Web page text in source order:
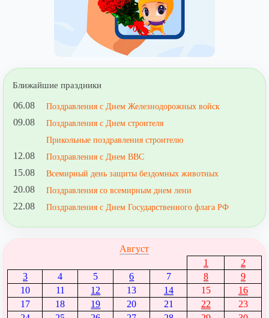
Ближайшие праздники
06.08 Поздравления с Днем Железнодорожных войск
09.08
Поздравления с Днем строителя
Прикольные поздравления строителю
12.08 Поздравления с Днем ВВС
15.08 Всемирный день защиты бездомных животных
20.08 Поздравления со всемирным днем лени
22.08 Поздравления с Днем Государственного флага РФ
Август
1
2
3
4 5 6 7 8
9
10
11 12 13 14 15
16
17
18 19 20 21 22
23